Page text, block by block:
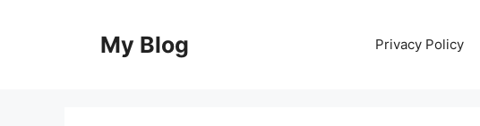
My Blog Privacy Policy